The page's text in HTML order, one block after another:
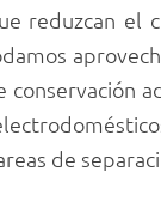
reduzcan el
conservación
de